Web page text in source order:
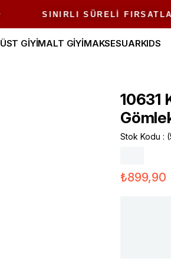
SINIRLI SÜRELI FIRSATLAR
ÜST GİYİMALT GİYİMAKSESUARKIDS
10631
Stok Kodu
₺899,90